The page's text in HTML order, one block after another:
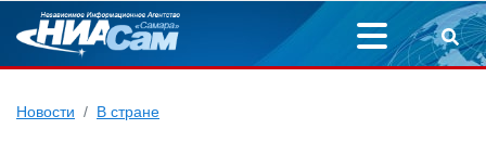
Новости В стране